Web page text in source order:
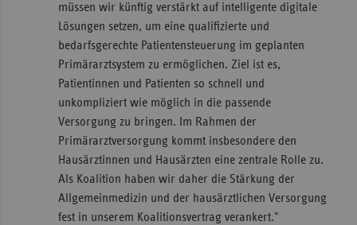
müssen wir künftig verstärkt auf intelligente digitale
Lösungen setzen, um eine qualifizierte und
bedarfsgerechte Patientensteuerung im geplanten
Primärarztsystem zu ermöglichen. Ziel ist es,
Patientinnen und Patienten so schnell und
unkompliziert wie möglich in die passende
Versorgung zu bringen. Im Rahmen der
Primärarztversorgung kommt insbesondere den
Hausärztinnen und Hausärzten eine zentrale Rolle zu.
Als Koalition haben wir daher die Stärkung der
Allgemeinmedizin und der hausärztlichen Versorgung
fest in unserem Koalitionsvertrag verankert."